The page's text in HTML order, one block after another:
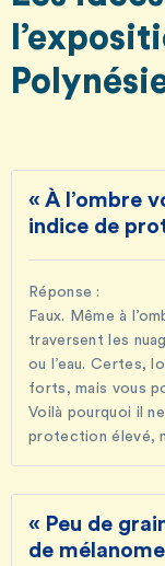
« À l’ombre
indice de
Réponse :
Faux. Même à
traversent les
ou l’eau. Certes,
forts, mais vous
Voilà pourquoi il
protection élevé,
« Peu de
de